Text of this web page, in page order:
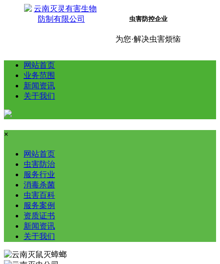
虫害防控企业
为您·解决虫害烦恼
网站首页
业务范围
新闻资讯
关于我们
×
网站首页
虫害防治
服务行业
消毒杀菌
虫害百科
服务案例
资质证书
新闻资讯
关于我们